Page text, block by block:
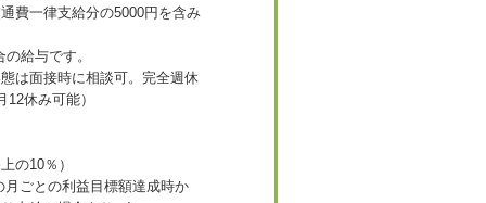
費一律支給分の5000円を含み
給与です。
態は面接時に相談可。完全週休
休み可能）
の10％）
月ごとの利益目標額達成時か